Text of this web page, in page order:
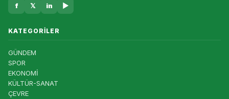
f 𝕏 in ▶
KATEGORILER
GÜNDEM
SPOR
EKONOMİ
KÜLTÜR-SANAT
ÇEVRE